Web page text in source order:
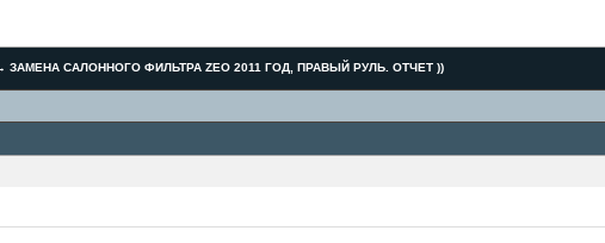
ЗАМЕНА САЛОННОГО ФИЛЬТРА ZEO 2011 ГОД, ПРАВЫЙ РУЛЬ. ОТЧЕТ ))